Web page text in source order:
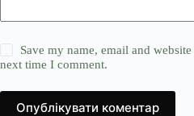
Save my name, email and
next time I comment.
Опублікувати коментар